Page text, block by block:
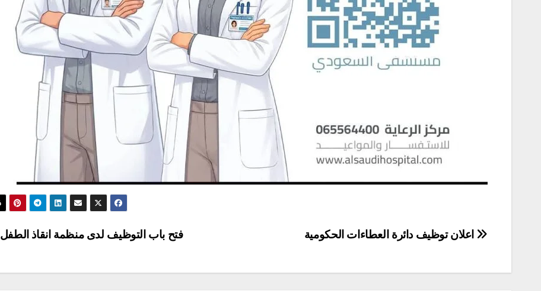
تصفّح
فتح باب التوظيف لدى منظمة انقاذ الطفل اعلان توظيف دائرة العطاءات الحكومية